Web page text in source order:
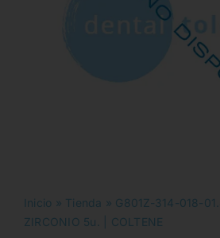
Inicio » Tienda » G801Z-314-018-
ZIRCONIO 5u. | COLTENE